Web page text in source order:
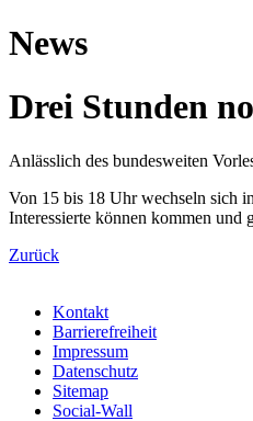
News
Drei Stunden
Anlässlich des bundesweiten
Von 15 bis 18 Uhr wechseln sich
Interessierte können kommen und
Zurück
Kontakt
Barrierefreiheit
Impressum
Datenschutz
Sitemap
Social-Wall